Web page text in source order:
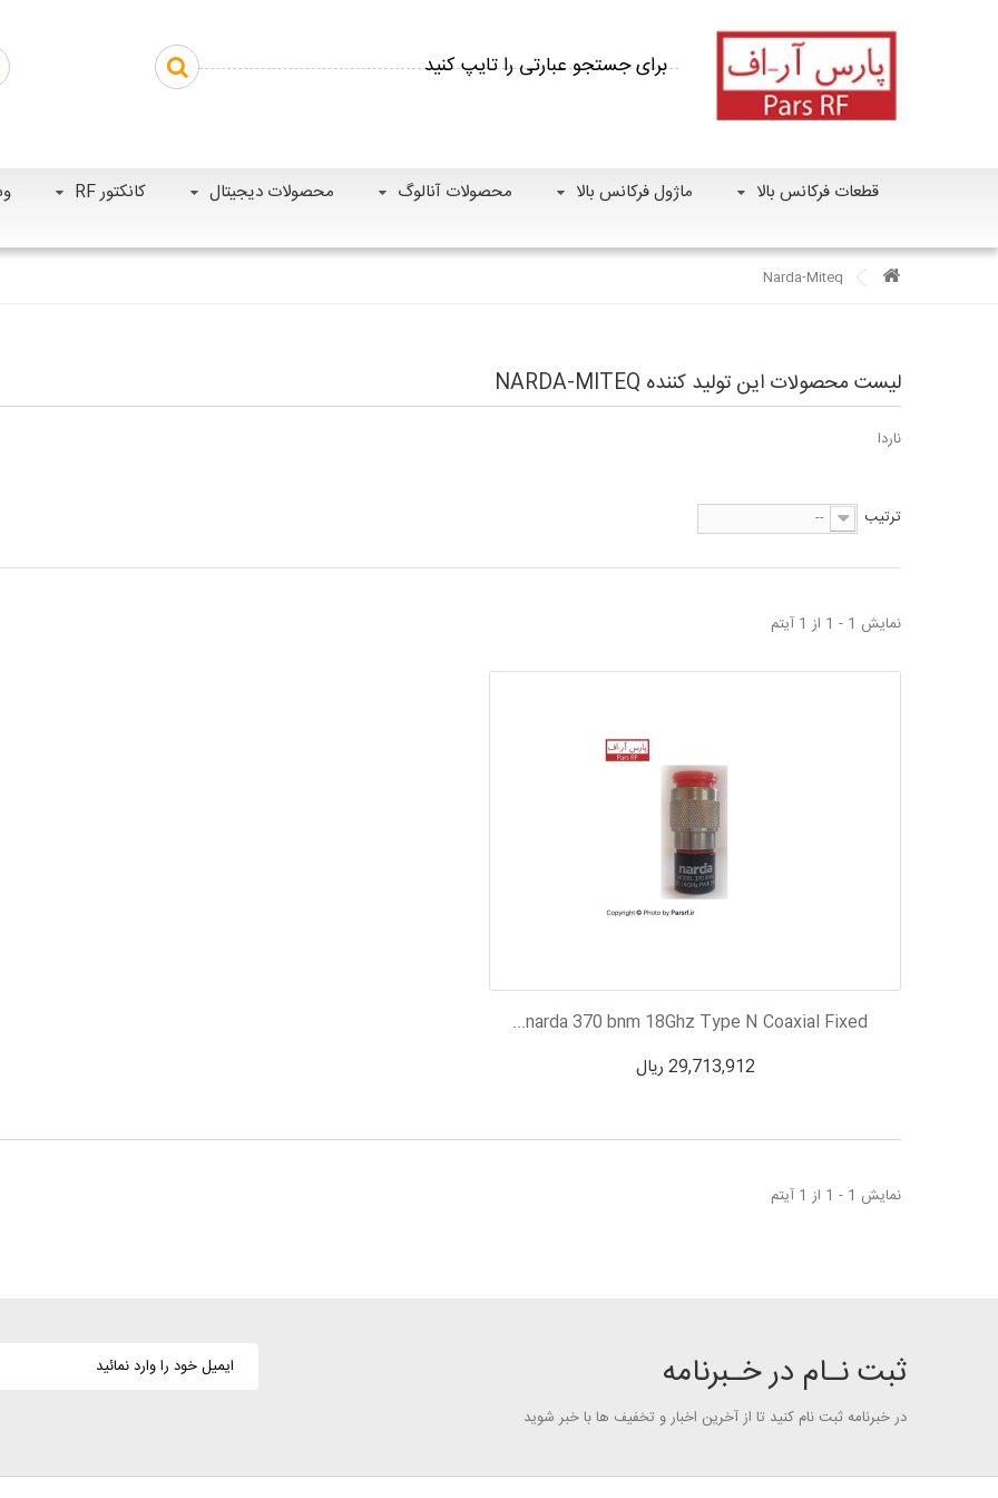
قطعات فرکانس بالا ماژول فرکانس بالا محصولات آنالوگ محصولات دیجیتال کانکتور RF
لیست محصولات این تولید کننده NARDA-MITEQ
ناردا
ترتیب --
نمایش 1 - 1 از 1 آیتم
narda 370 bnm 18Ghz Type N Coaxial Fixed...
29,713,912 ریال
نمایش 1 - 1 از 1 آیتم
ثبت نـام در خـبرنامه
در خبرنامه ثبت نام کنید تا از آخرین اخبار و تخفیف ها با خبر شوید